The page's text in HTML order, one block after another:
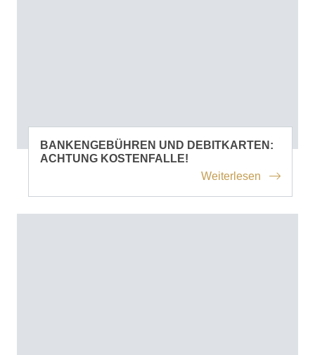
BANKENGEBÜHREN UND DEBITKARTEN:
ACHTUNG KOSTENFALLE!
Weiterlesen